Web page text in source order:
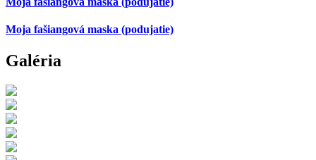
Moja fašiangová maska (podujatie)
Galéria